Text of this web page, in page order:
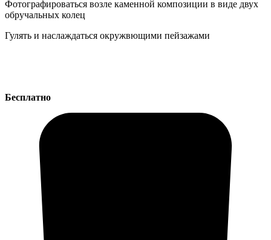
Фотографироваться возле каменной композиции в виде двух
обручальных колец
Гулять и наслаждаться окружвющими пейзажами
Бесплатно